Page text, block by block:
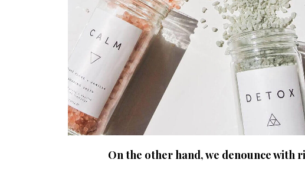
On the other hand, we denounce with